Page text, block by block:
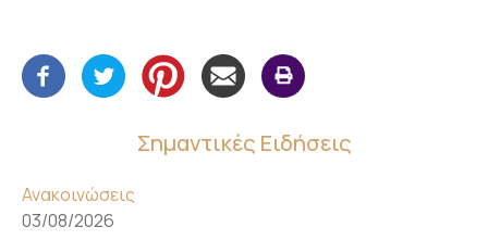
Σημαντικές Ειδήσεις
Ανακοινώσεις
03/08/2026